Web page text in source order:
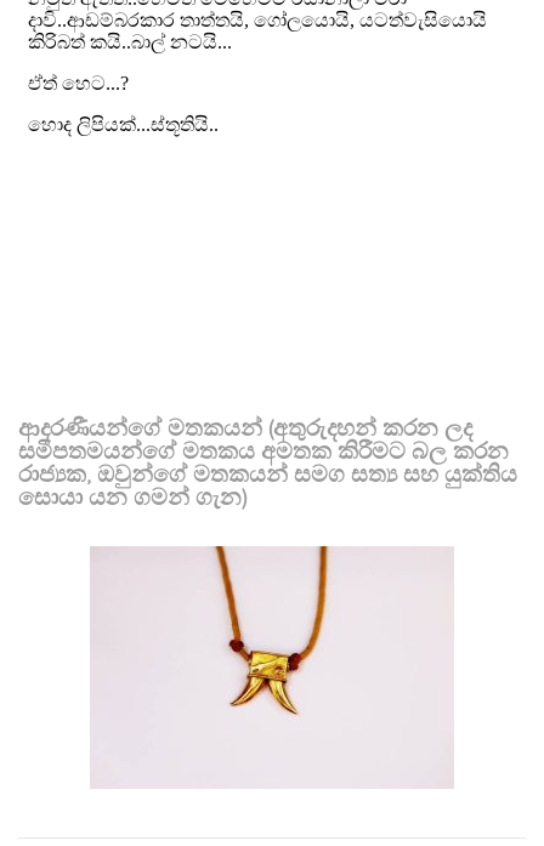
ආදරණීයන්ගේ මතකයන් (අතුරුදහන් කරන ලද
සමීපතමයන්ගේ මතකය අමතක කිරීමට බල කරන
රාජ්‍යක, ඔවුන්ගේ මතකයන් සමග සත්‍ය සහ යුක්තිය
සොයා යන ගමන් ගැන)